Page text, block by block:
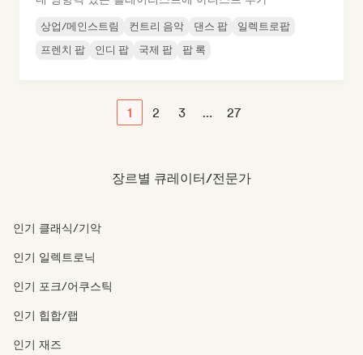
상업/메인스트림 컨트리 음악 댄스 팝
일렉트로팝
프렌치 팝
인디 팝 국제 팝 팝 록
1 2 3 ... 27
장르별 큐레이터/전문가
인기 클래식/기악
인기 일렉트로닉
인기 포크/어쿠스틱
인기 힙합/랩
인기 재즈